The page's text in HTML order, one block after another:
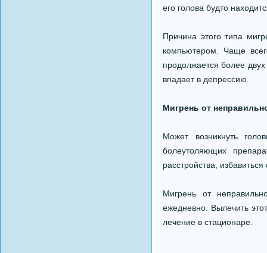
его голова будто
Причина этого типа
компьютером. Чаще
продолжается более двух
впадает в депрессию.
Мигрень от
Может возникнуть
болеутоляющих
расстройства,
Мигрень от
ежедневно. Вылечить
лечение в стационаре.